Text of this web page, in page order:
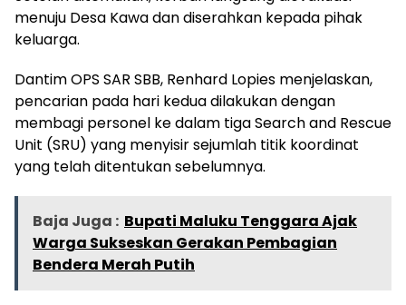
menuju Desa Kawa dan diserahkan kepada pihak
keluarga.
Dantim OPS SAR SBB, Renhard Lopies menjelaskan,
pencarian pada hari kedua dilakukan dengan
membagi personel ke dalam tiga Search and Rescue
Unit (SRU) yang menyisir sejumlah titik koordinat
yang telah ditentukan sebelumnya.
Baja Juga : Bupati Maluku Tenggara Ajak
Warga Sukseskan Gerakan Pembagian
Bendera Merah Putih